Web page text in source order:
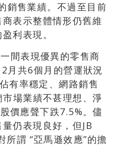
銷售業績。不過至目前
表示整體情形仍舊維
利表現。
間表現優異的零售商
月共6個月的營運狀況
有率穩定、網路銷售
場業績不甚理想、淨
價應聲下跌7.5%。儘
仍表現良好，但JB
謂 “亞馬遜效應”的擔